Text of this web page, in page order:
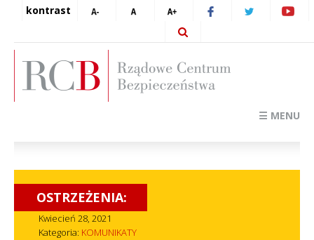
kontrast
☰ MENU
OSTRZEŻENIA:
Kwiecień 28, 2021
Kategoria: KOMUNIKATY